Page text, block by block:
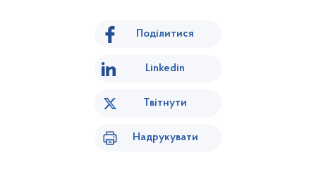
Поділитися
Linkedin
Твітнути
Надрукувати